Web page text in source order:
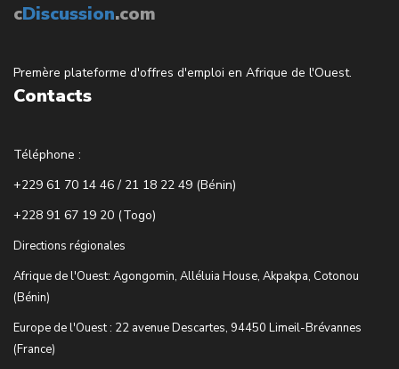
cDiscussion.com
Premère plateforme d'offres d'emploi en Afrique de l'Ouest.
Contacts
Téléphone :
+229 61 70 14 46 / 21 18 22 49 (Bénin)
+228 91 67 19 20 (Togo)
Directions régionales
Afrique de l'Ouest: Agongomin, Alléluia House, Akpakpa, Cotonou
(Bénin)
Europe de l'Ouest : 22 avenue Descartes, 94450 Limeil-Brévannes
(France)